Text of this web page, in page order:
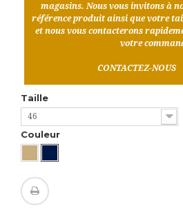
magasins. Nous vous invitons à
référence produit ainsi que votre
et nous vous contacterons
votre
CONTACTEZ-NOUS
Taille
46
Couleur